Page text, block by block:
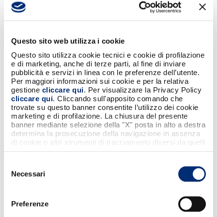
Questo sito web utilizza i cookie
Questo sito utilizza cookie tecnici e cookie di profilazione
e di marketing, anche di terze parti, al fine di inviare
pubblicità e servizi in linea con le preferenze dell’utente.
Per maggiori informazioni sui cookie e per la relativa
gestione cliccare qui. Per visualizzare la Privacy Policy
cliccare qui. Cliccando sull'apposito comando che
trovate su questo banner consentite l’utilizzo dei cookie
marketing e di profilazione. La chiusura del presente
banner mediante selezione della "X" posta in alto a destra
determina la prosecuzione della navigazione in assenza
di cookie o altri strumenti di tracciamento diversi da quelli
delNecessari
Preferenze
Le banche che offrono il servizio sono: